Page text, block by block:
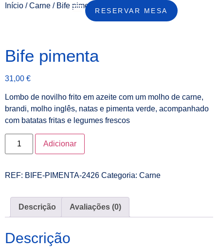
RESERVAR MESA
Início /Carne / Bife pimenta
Bife pimenta
31,00 €
Lombo de novilho frito em azeite com um molho de carne,
brandi, molho inglês, natas e pimenta verde, acompanhado
com batatas fritas e legumes frescos
Adicionar
REF: BIFE-PIMENTA-2426 Categoria: Carne
Descrição Avaliações (0)
Descrição